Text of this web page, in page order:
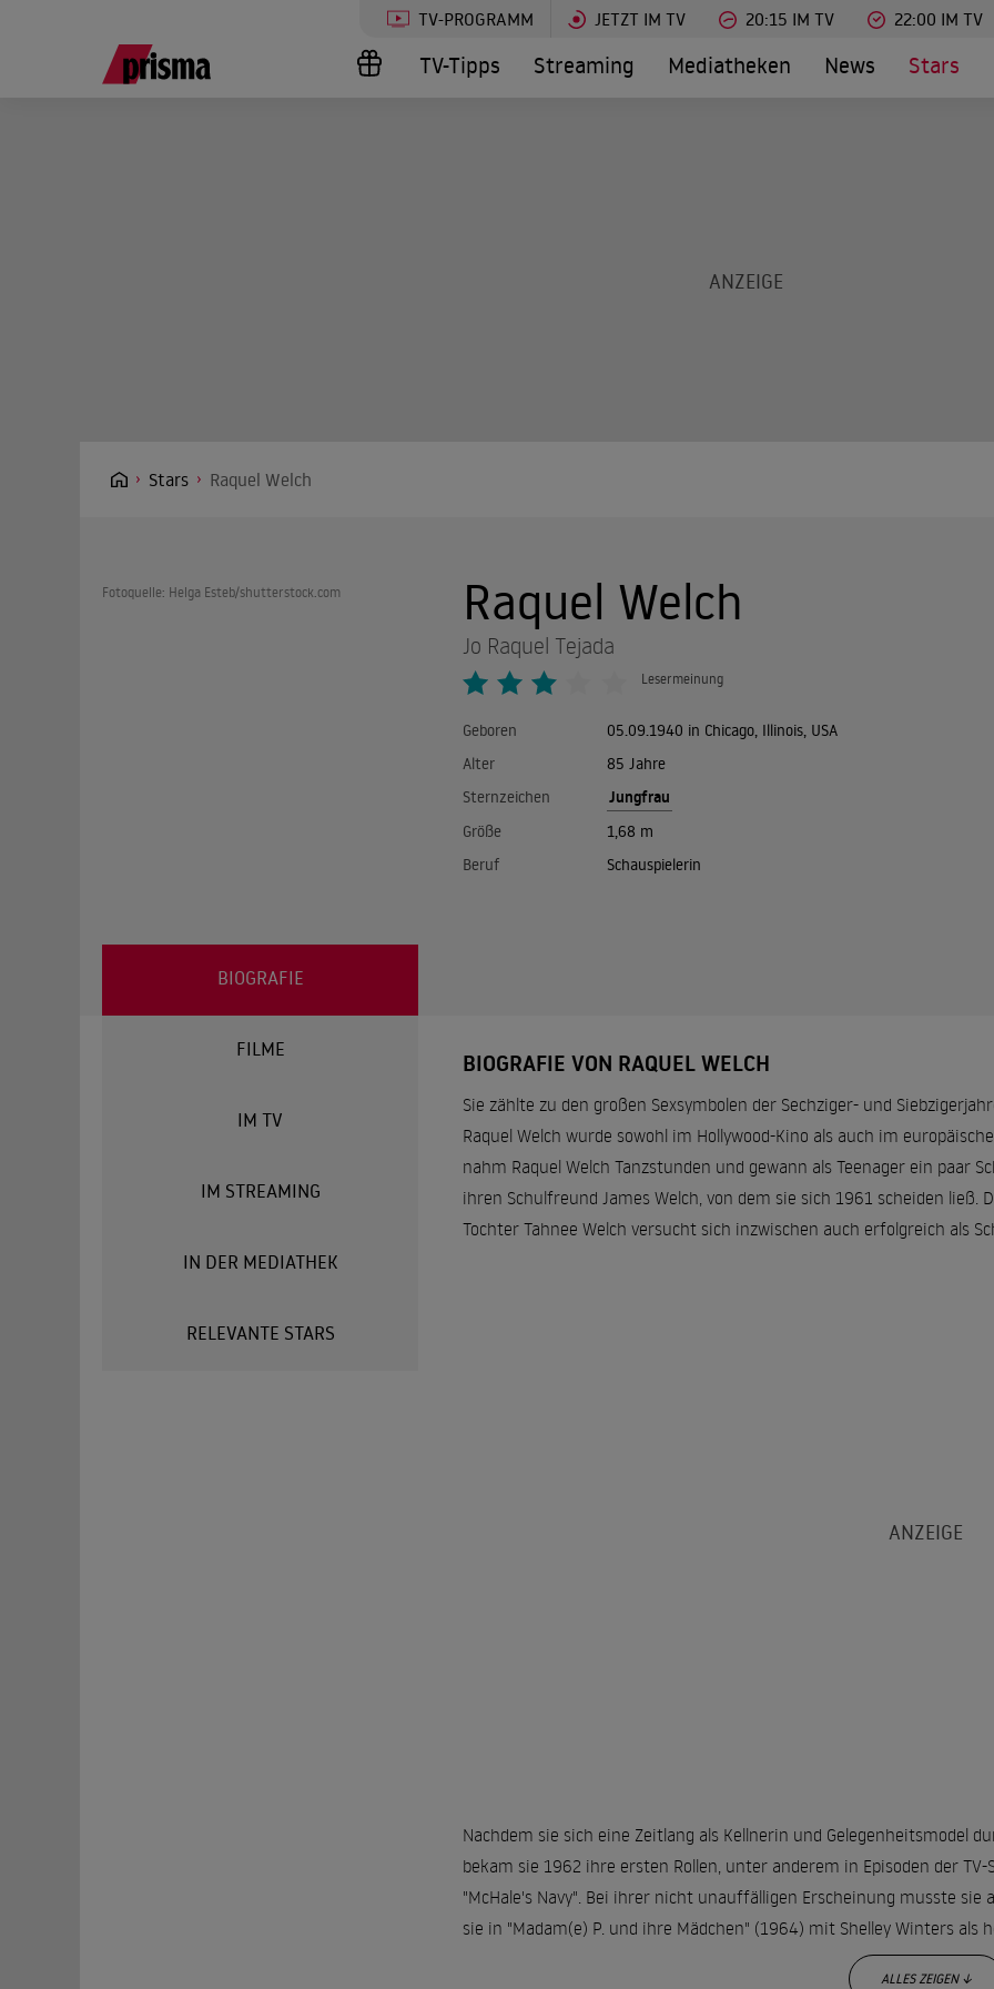
TV-PROGRAMM JETZT IM TV 20:15 IM TV 22:00 IM TV
TV-Tipps Streaming Mediatheken News Stars
Stars Raquel Welch
Fotoquelle: Helga Esteb/shutterstock.com Raquel Welch
Jo Raquel Tejada
Lesermeinung
Geboren
05.09.1940 in Chicago, Illinois, USA
Alter
85 Jahre
Sternzeichen
Jungfrau
Größe
1,68 m
Beruf
Schauspielerin
BIOGRAFIE
FILME
IM TV
IM STREAMING
IN DER MEDIATHEK
RELEVANTE STARS
BIOGRAFIE VON RAQUEL WELCH
Sie zählte zu den großen Sexsymbolen der Sechziger- und
Raquel Welch wurde sowohl im Hollywood-Kino als auch im
nahm Raquel Welch Tanzstunden und gewann als Teenager ein paar
ihren Schulfreund James Welch, von dem sie sich 1961 scheiden ließ.
Tochter Tahnee Welch versucht sich inzwischen auch erfolgreich als
Nachdem sie sich eine Zeitlang als Kellnerin und Gelegenheitsmodel
bekam sie 1962 ihre ersten Rollen, unter anderem in Episoden der
"McHale's Navy". Bei ihrer nicht unauffälligen Erscheinung musste
sie in "Madam(e) P. und ihre Mädchen" (1964) mit Shelley Winters als
ALLES ZEIGEN ↓